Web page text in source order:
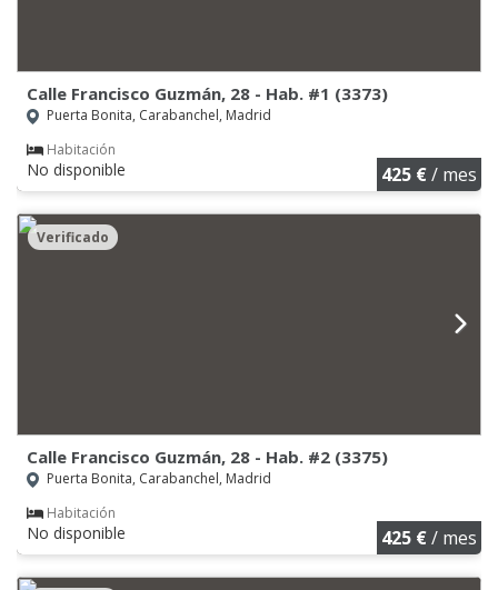
Calle Francisco Guzmán, 28 - Hab. #1 (3373)
Puerta Bonita, Carabanchel, Madrid
Habitación
No disponible 425 €/ mes
Verificado
Calle Francisco Guzmán, 28 - Hab. #2 (3375)
Puerta Bonita, Carabanchel, Madrid
Habitación
No disponible 425 €/ mes